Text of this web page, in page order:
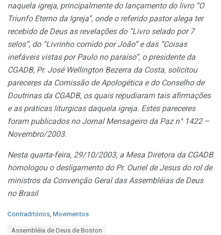
naquela igreja, principalmente do lançamento do livro “O
Triunfo Eterno da Igreja”, onde o referido pastor alega ter
recebido de Deus as revelações do “Livro selado por 7
selos”, do “Livrinho comido por João” e das “Coisas
inefáveis vistas por Paulo no paraíso”, o presidente da
CGADB, Pr. José Wellington Bezerra da Costa, solicitou
pareceres da Comissão de Apologética e do Conselho de
Doutrinas da CGADB, os quais repudiaram tais afirmações
e as práticas liturgicas daquela igreja. Estes pareceres
foram publicados no Jornal Mensageiro da Paz n° 1422 –
Novembro/2003.
Nesta quarta-feira, 29/10/2003, a Mesa Diretora da CGADB
homologou o desligamento do Pr. Ouriel de Jesus do rol de
ministros da Convenção Geral das Assembléias de Deus
no Brasil
C
Contraditórios Movimentos
Assembléia de Deus de Boston